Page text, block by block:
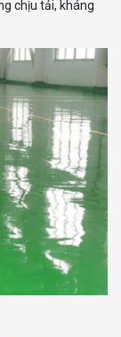
chịu tải, kháng